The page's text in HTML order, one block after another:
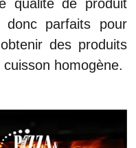
qualité de produit
parfaits pour
des produits
homogène.